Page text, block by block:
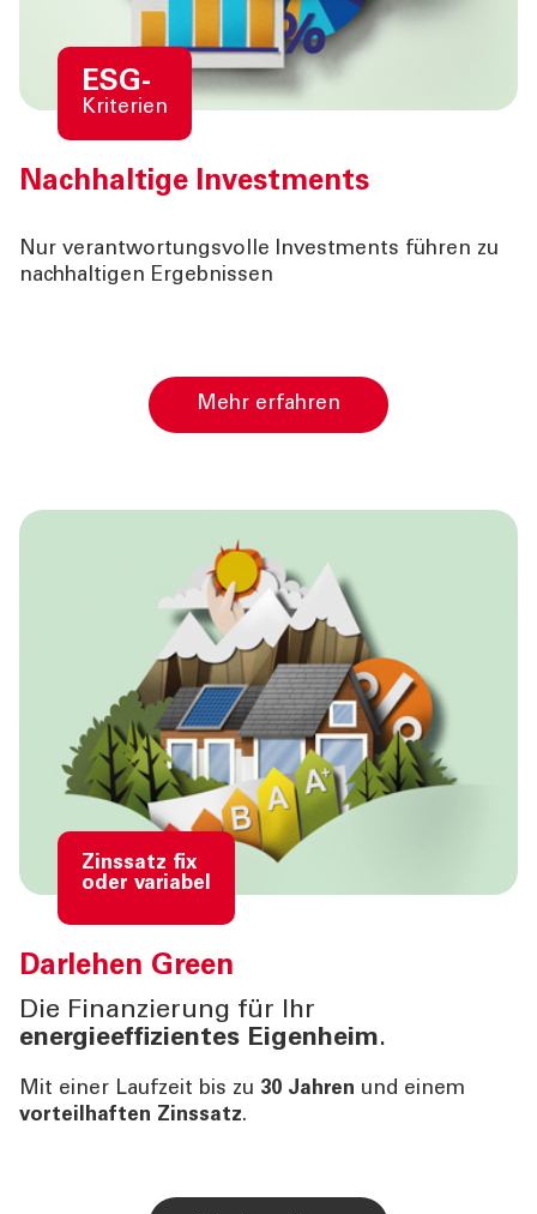
ESG-
Kriterien
Nachhaltige Investments
Nur verantwortungsvolle Investments führen zu
nachhaltigen Ergebnissen
Mehr erfahren
Zinssatz fix
oder variabel
Darlehen Green
Die Finanzierung für Ihr
energieeffizientes Eigenheim.
Mit einer Laufzeit bis zu 30 Jahren und einem
vorteilhaften Zinssatz.